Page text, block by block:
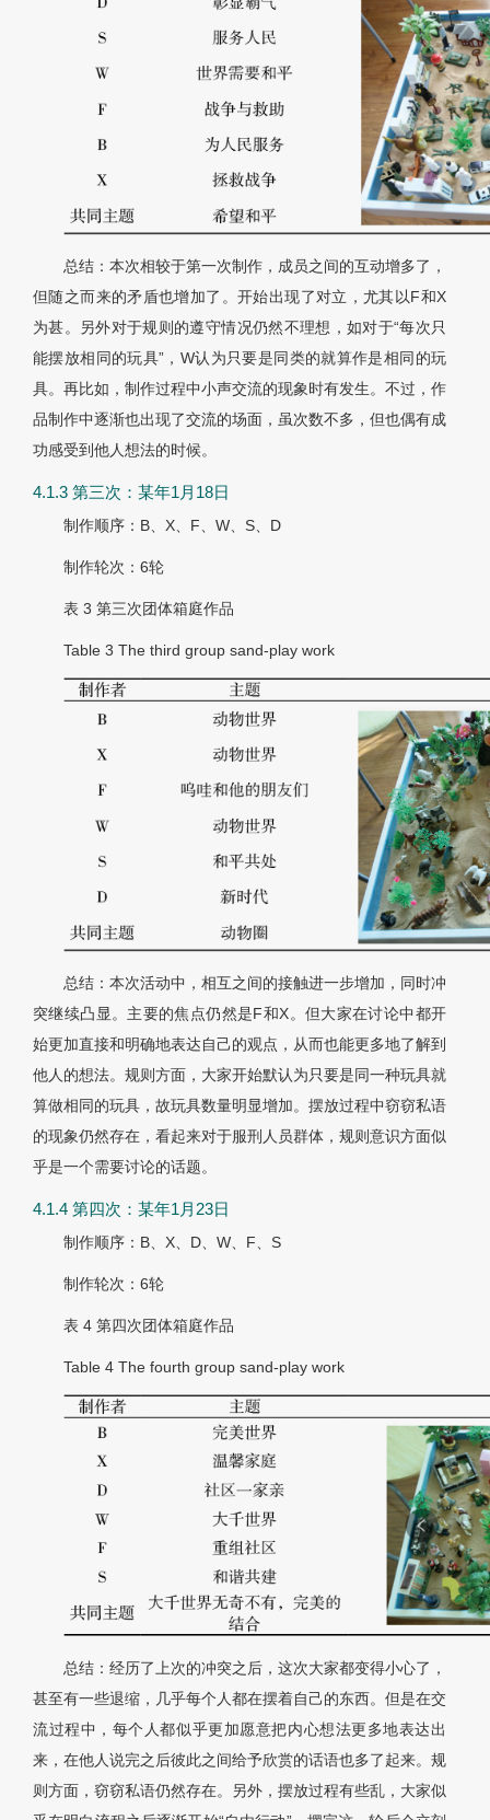
总结：本次相较于第一次制作，成员之间的互动增多了，
但随之而来的矛盾也增加了。开始出现了对立，尤其以F和X
为甚。另外对于规则的遵守情况仍然不理想，如对于“每次只
能摆放相同的玩具”，W认为只要是同类的就算作是相同的玩
具。再比如，制作过程中小声交流的现象时有发生。不过，作
品制作中逐渐也出现了交流的场面，虽次数不多，但也偶有成
功感受到他人想法的时候。
4.1.3 第三次：某年1月18日
制作顺序：B、X、F、W、S、D
制作轮次：6轮
表 3 第三次团体箱庭作品
Table 3 The third group sand-play work
总结：本次活动中，相互之间的接触进一步增加，同时冲
突继续凸显。主要的焦点仍然是F和X。但大家在讨论中都开
始更加直接和明确地表达自己的观点，从而也能更多地了解到
他人的想法。规则方面，大家开始默认为只要是同一种玩具就
算做相同的玩具，故玩具数量明显增加。摆放过程中窃窃私语
的现象仍然存在，看起来对于服刑人员群体，规则意识方面似
乎是一个需要讨论的话题。
4.1.4 第四次：某年1月23日
制作顺序：B、X、D、W、F、S
制作轮次：6轮
表 4 第四次团体箱庭作品
Table 4 The fourth group sand-play work
总结：经历了上次的冲突之后，这次大家都变得小心了，
甚至有一些退缩，几乎每个人都在摆着自己的东西。但是在交
流过程中，每个人都似乎更加愿意把内心想法更多地表达出
来，在他人说完之后彼此之间给予欣赏的话语也多了起来。规
则方面，窃窃私语仍然存在。另外，摆放过程有些乱，大家似